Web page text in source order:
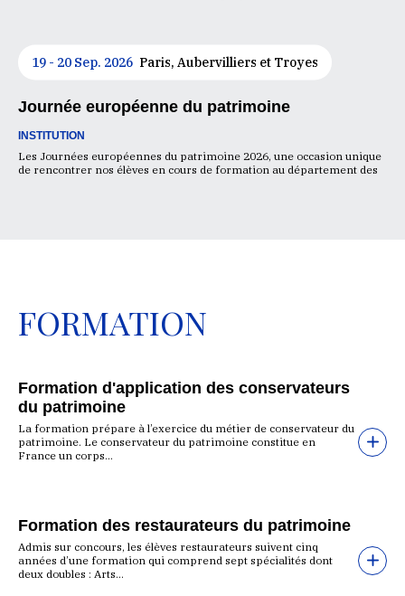
19 - 20 Sep. 2026 Paris, Aubervilliers et Troyes
Journée européenne du patrimoine
INSTITUTION
Les Journées européennes du patrimoine 2026, une occasion unique
de rencontrer nos élèves en cours de formation au département des
FORMATION
Formation d'application des conservateurs
du patrimoine
La formation prépare à l’exercice du métier de conservateur du
patrimoine. Le conservateur du patrimoine constitue en
France un corps...
Formation des restaurateurs du patrimoine
Admis sur concours, les élèves restaurateurs suivent cinq
années d’une formation qui comprend sept spécialités dont
deux doubles : Arts...